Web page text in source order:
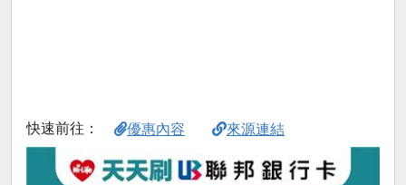
快速前往： 優惠內容 來源連結